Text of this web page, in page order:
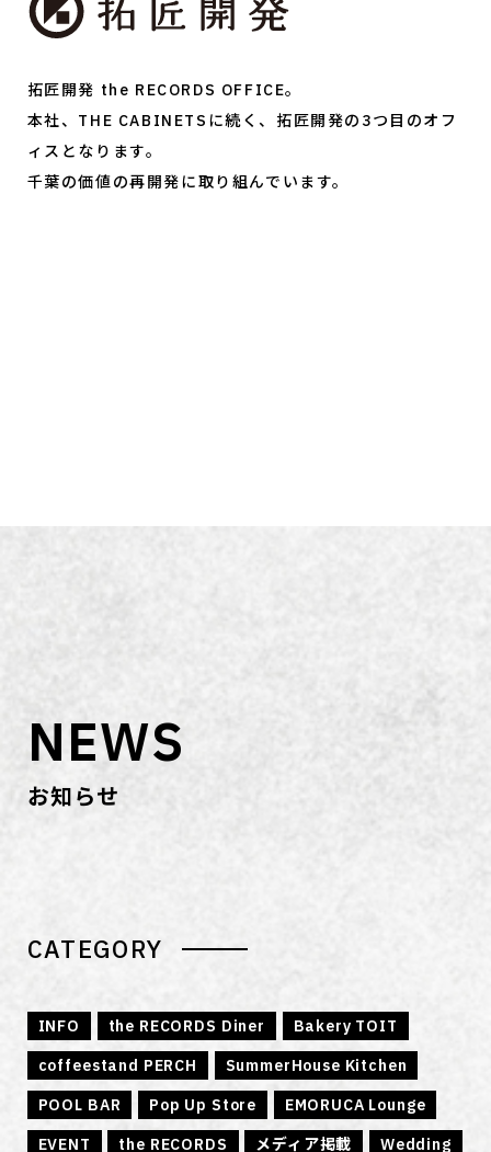
拓匠開発 the RECORDS OFFICE。
本社、THE CABINETSに続く、拓匠開発の3つ目のオフ
ィスとなります。
千葉の価値の再開発に取り組んでいます。
NEWS
お知らせ
CATEGORY
INFO the RECORDS Diner
Bakery TOIT
coffeestand PERCH
SummerHouse Kitchen
POOL BAR
Pop Up Store
EMORUCA Lounge
EVENT
the RECORDS メディア掲載
Wedding